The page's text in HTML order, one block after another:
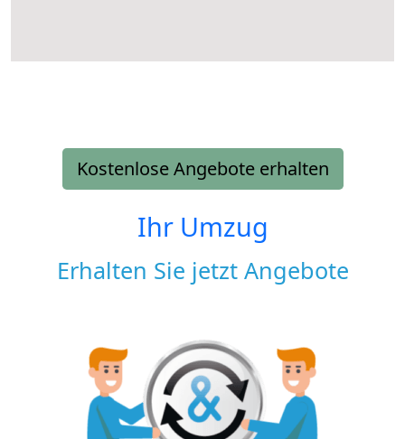
Kostenlose Angebote erhalten
Ihr Umzug
Erhalten Sie jetzt Angebote